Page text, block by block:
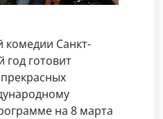
комедии Санкт-
год готовит
на 8 марта